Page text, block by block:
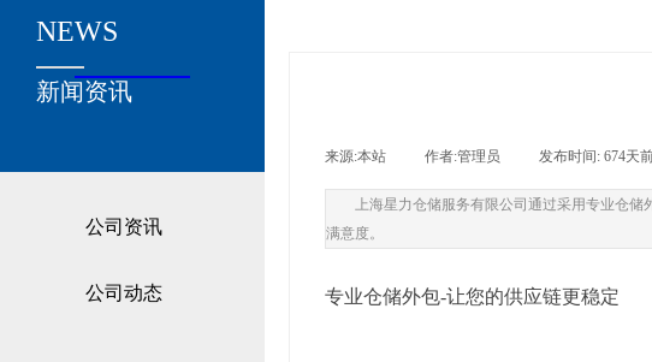
公司资讯
公司动态
关于我们
新闻资讯
NEWS
来源:本站 作者:管理员 发布时间: 674天
上海星力仓储服务有限公司通过采用专业仓
满意度。
专业仓储外包-让您的供应链更稳定